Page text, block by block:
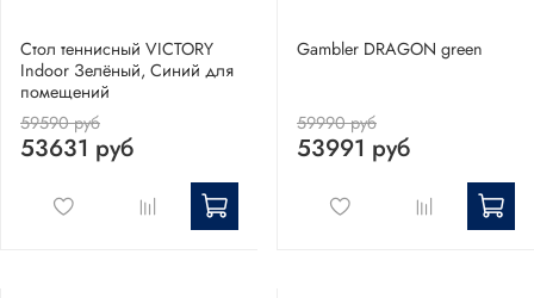
Стол теннисный VICTORY
Indoor Зелёный, Синий для
помещений
59590 руб
53631 руб
Gambler DRAGON green
59990 руб
53991 руб